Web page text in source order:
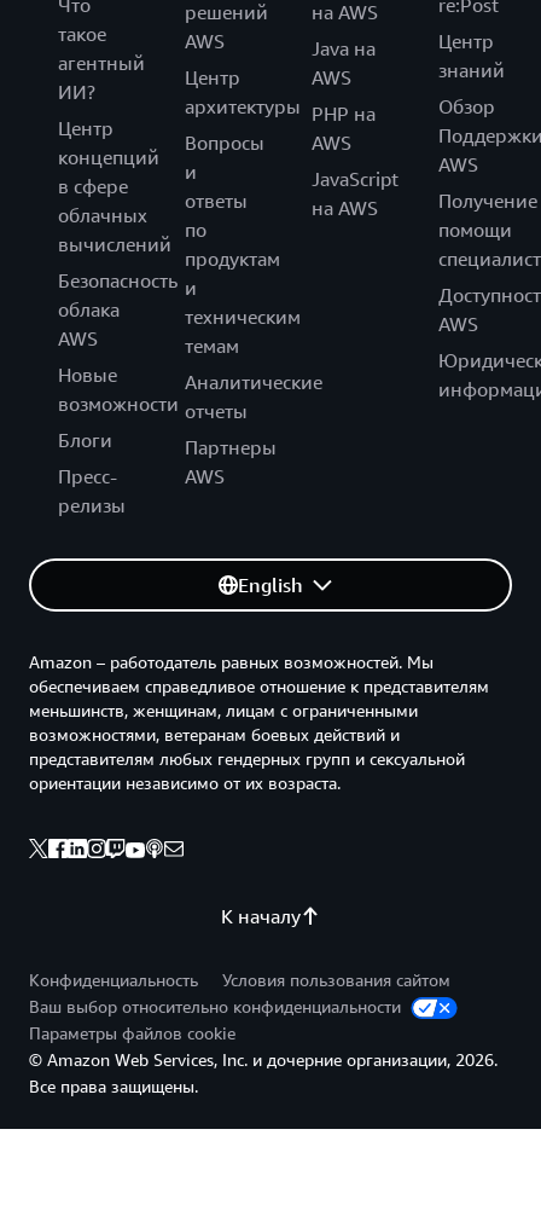
Что
такое
агентный
ИИ?
Центр
концепций
в сфере
облачных
вычислений
Безопасность
облака
AWS
Новые
возможности
Блоги
Пресс-
релизы
решений
AWS
Центр
архитектуры
Вопросы
и
ответы
по
продуктам
и
техническим
темам
Аналитические
отчеты
Партнеры
AWS
на AWS
Java на
AWS
PHP на
AWS
JavaScript
на AWS
re:Post
Центр
знаний
Обзор
AWS
Получение
помощи
AWS
English
К началу
Amazon – работодатель равных возможностей. Мы
обеспечиваем справедливое отношение к представителям
меньшинств, женщинам, лицам с ограниченными
возможностями, ветеранам боевых действий и
представителям любых гендерных групп и сексуальной
ориентации независимо от их возраста.
Конфиденциальность
Условия пользования сайтом
Ваш выбор относительно конфиденциальности
Параметры файлов cookie
© Amazon Web Services, Inc. и дочерние организации, 2026.
Все права защищены.